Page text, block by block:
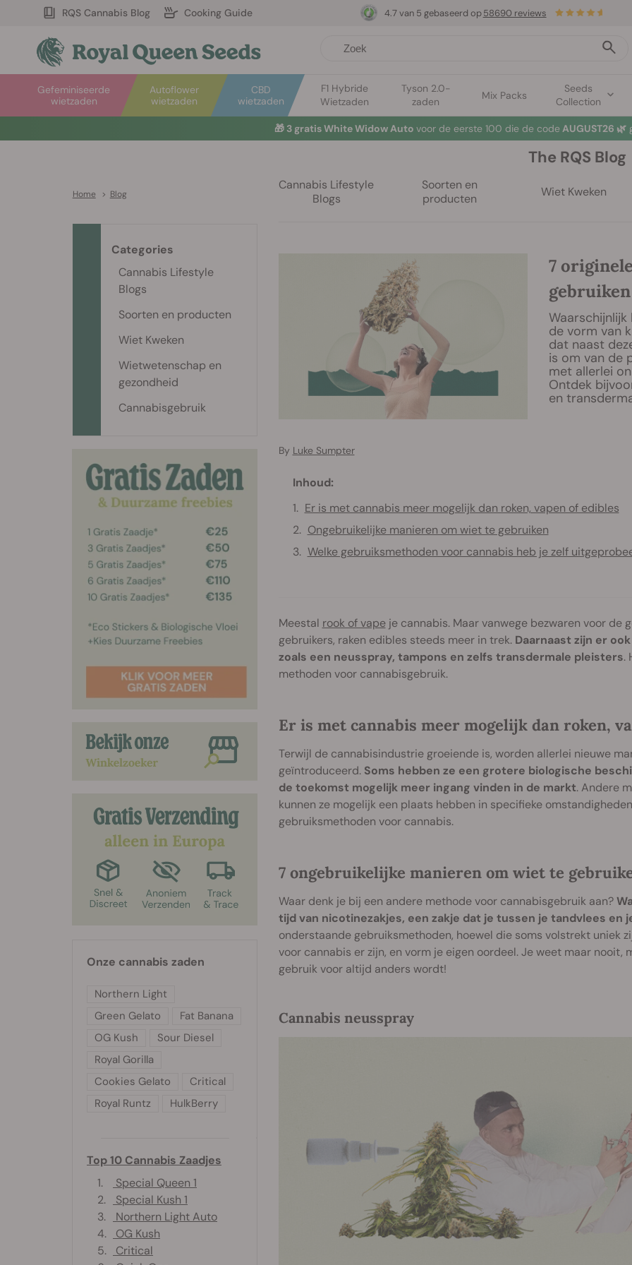
RQS Cannabis Blog Cooking Guide
Autoflower
wietzaden
Gefeminiseerde
wietzaden
CBD
wietzaden
F1 Hybride
Wietzaden
Tyson 2.0-
zaden
Mix Packs
Seeds
Collection
4.7 van 5 gebaseerd op 58690 reviews
🎁 3 gratis White Widow Auto voor de eerste 100 die de code AUGUST26 🌿
Home > Blog
The RQS Blog
Cannabis Lifestyle
Blogs
Soorten en
producten
Wiet Kweken
7
gebruiken
de vorm van
dat naast
is om van de
met allerlei
Ontdek
en
By Luke Sumpter
Inhoud:
Er is met cannabis meer mogelijk dan roken, vapen of edibles
Ongebruikelijke manieren om wiet te gebruiken
Welke gebruiksmethoden voor cannabis heb je zelf
Meestal rook of vapeje cannabis. Maar vanwege bezwaren voor de
gebruikers, raken edibles steeds meer in trek. Daarnaast zijn er
zoals een neusspray, tampons en zelfs transdermale pleisters.
methoden voor cannabisgebruik.
Er is met cannabis meer mogelijk dan roken,
Terwijl de cannabisindustrie groeiende is, worden allerlei nieuwe
geïntroduceerd. Soms hebben ze een grotere biologische
de toekomst mogelijk meer ingang vinden in de markt. Andere
kunnen ze mogelijk een plaats hebben in specifieke
gebruiksmethoden voor cannabis.
7 ongebruikelijke manieren om wiet te
Waar denk je bij een andere methode voor cannabisgebruik aan?
tijd van nicotinezakjes, een zakje dat je tussen je tandvlees en
onderstaande gebruiksmethoden, hoewel die soms volstrekt uniek
voor cannabis er zijn, en vorm je eigen oordeel. Je weet maar
gebruik voor altijd anders wordt!
Cannabis neusspray
Categories
Cannabis Lifestyle
Blogs
Soorten en producten
Wiet Kweken
Wietwetenschap en
gezondheid
Cannabisgebruik
Onze cannabis zaden
Northern Light
Green Gelato
Fat Banana
OG Kush
Sour Diesel
Royal Gorilla
Cookies Gelato
Critical
Royal Runtz
HulkBerry
Top 10 Cannabis Zaadjes
1.
Special Queen 1
2.
Special Kush 1
3.
Northern Light Auto
4.
OG Kush
5.
Critical